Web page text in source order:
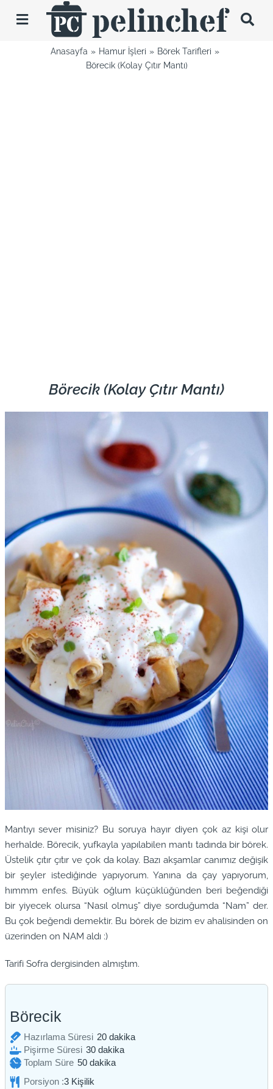
Toggle
Navigation
TariflerAnasayfa Hamur İşleri
Börek Tarifleri
Börecik (Kolay Çıtır Mantı)
Börecik (Kolay Çıtır Mantı)
Mantıyı sever misiniz? Bu soruya hayır diyen çok az kişi olur
herhalde. Börecik, yufkayla yapılabilen mantı tadında bir börek.
Üstelik çıtır çıtır ve çok da kolay. Bazı akşamlar canımız değişik
bir şeyler istediğinde yapıyorum. Yanına da çay yapıyorum,
hımmm enfes. Büyük oğlum küçüklüğünden beri beğendiği
bir yiyecek olursa “Nasıl olmuş” diye sorduğumda “Nam” der.
Bu çok beğendi demektir. Bu börek de bizim ev ahalisinden on
üzerinden on NAM aldı :)
Tarifi Sofra dergisinden almıştım.
Börecik
Hazırlama Süresi 20dakika
dakika
Pişirme Süresi 30dakika
dakika
Toplam Süre 50dakika
dakika
Porsiyon :3 Kişilik